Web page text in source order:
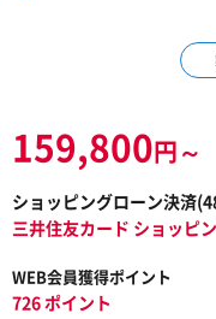
159,800円～
ショッピングローン決済(
三井住友カード ショッピ
WEB会員獲得ポイント
726 ポイント